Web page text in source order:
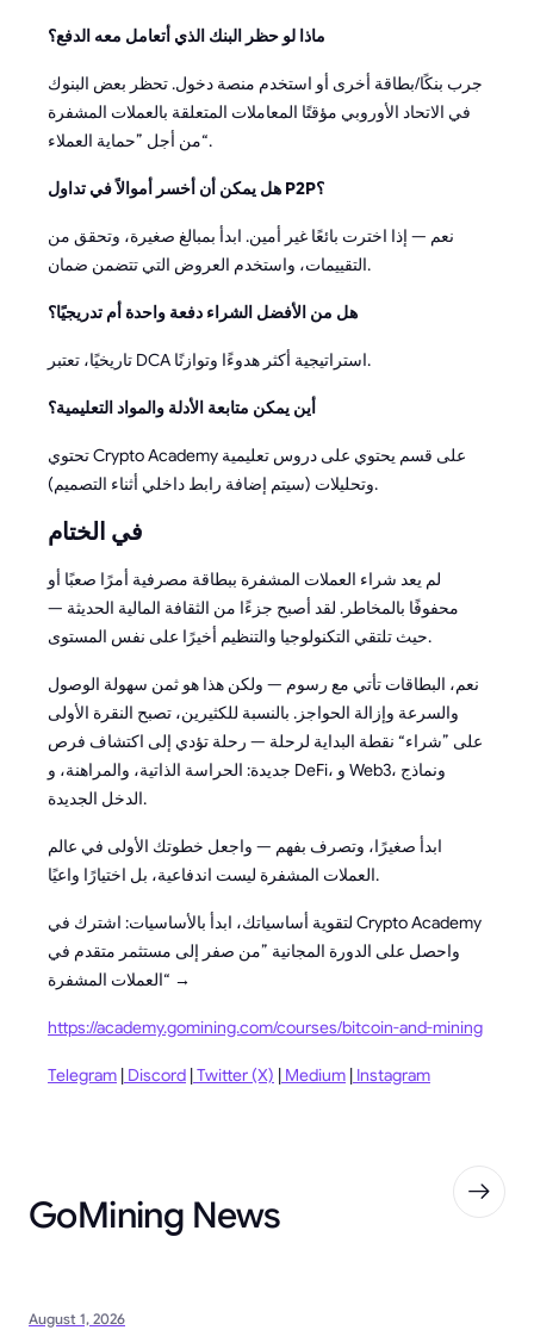
ماذا لو حظر البنك الذي أتعامل معه الدفع؟
جرب بنكًا/بطاقة أخرى أو استخدم منصة دخول. تحظر بعض البنوك
في الاتحاد الأوروبي مؤقتًا المعاملات المتعلقة بالعملات المشفرة
من أجل ”حماية العملاء“.
هل يمكن أن أخسر أموالاً في تداول P2P؟
نعم — إذا اخترت بائعًا غير أمين. ابدأ بمبالغ صغيرة، وتحقق من
التقييمات، واستخدم العروض التي تتضمن ضمان.
هل من الأفضل الشراء دفعة واحدة أم تدريجيًا؟
تاريخيًا، تعتبر DCA استراتيجية أكثر هدوءًا وتوازنًا.
أين يمكن متابعة الأدلة والمواد التعليمية؟
تحتوي Crypto Academy على قسم يحتوي على دروس تعليمية
وتحليلات (سيتم إضافة رابط داخلي أثناء التصميم).
في الختام
لم يعد شراء العملات المشفرة ببطاقة مصرفية أمرًا صعبًا أو
محفوفًا بالمخاطر. لقد أصبح جزءًا من الثقافة المالية الحديثة —
حيث تلتقي التكنولوجيا والتنظيم أخيرًا على نفس المستوى.
نعم، البطاقات تأتي مع رسوم — ولكن هذا هو ثمن سهولة الوصول
والسرعة وإزالة الحواجز. بالنسبة للكثيرين، تصبح النقرة الأولى
على ”شراء“ نقطة البداية لرحلة — رحلة تؤدي إلى اكتشاف فرص
جديدة: الحراسة الذاتية، والمراهنة، و DeFi، و Web3، ونماذج
الدخل الجديدة.
ابدأ صغيرًا، وتصرف بفهم — واجعل خطوتك الأولى في عالم
العملات المشفرة ليست اندفاعية، بل اختيارًا واعيًا.
لتقوية أساسياتك، ابدأ بالأساسيات: اشترك في Crypto Academy
واحصل على الدورة المجانية ”من صفر إلى مستثمر متقدم في
العملات المشفرة“ →
https://academy.gomining.com/courses/bitcoin-and-mining
Telegram | Discord |Twitter (X) | Medium | Instagram
GoMining News
August 1, 2026